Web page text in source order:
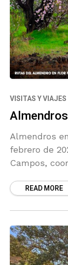
VISITAS Y
Almendros
febrero de
Campos,
READ MORE